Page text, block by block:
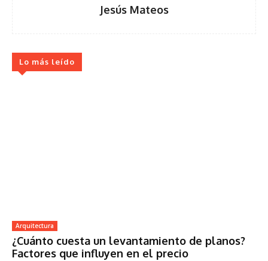
Jesús Mateos
Lo más leído
Arquitectura
¿Cuánto cuesta un levantamiento de planos?
Factores que influyen en el precio